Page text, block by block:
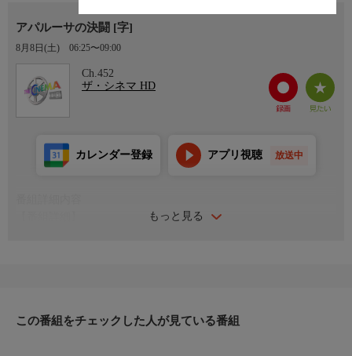
アパルーサの決闘 [字]
8月8日(土) 06:25〜09:00
Ch.452
ザ・シネマ HD
もっと見る
カレンダー登録 アプリ視聴 放送中
【出演】ヴィゴ・モーテンセン、エド・ハリス、レネー・ゼルウ
この番組をチェックした人が見ている番組